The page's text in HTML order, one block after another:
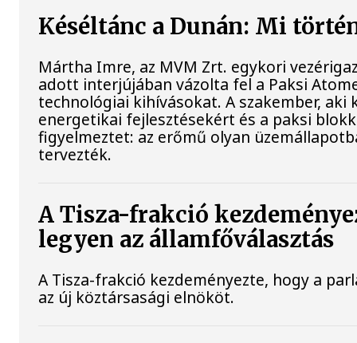
Késéltánc a Dunán: Mi
Mártha Imre, az MVM Zrt. egykori
adott interjújában vázolta fel a Paksi
technológiai kihívásokat. A szakember,
energetikai fejlesztésekért és a paksi
figyelmeztet: az erőmű olyan
tervezték.
A Tisza-frakció
legyen az államfőválasztás
A Tisza-frakció kezdeményezte, hogy a
az új köztársasági elnököt.